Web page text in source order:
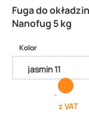
Fuga do
Nanofug 5 kg
Kolor
z VAT